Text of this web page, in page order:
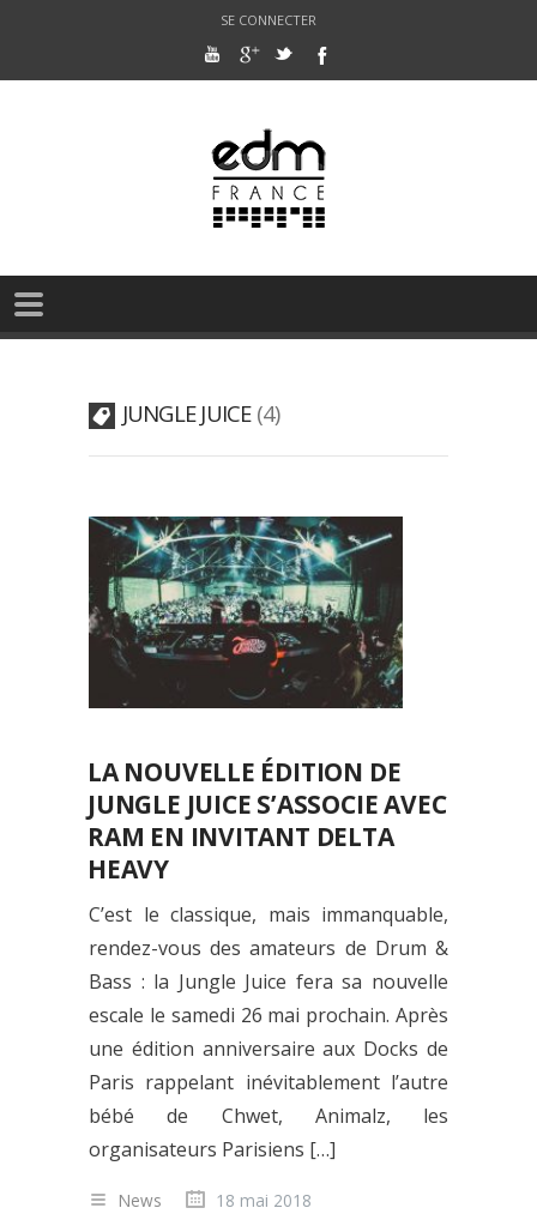
SE CONNECTER
JUNGLE JUICE 4
LA NOUVELLE ÉDITION DE
JUNGLE JUICE S’ASSOCIE AVEC
RAM EN INVITANT DELTA
HEAVY
C’est le classique, mais immanquable,
rendez-vous des amateurs de Drum &
Bass : la Jungle Juice fera sa nouvelle
escale le samedi 26 mai prochain. Après
une édition anniversaire aux Docks de
Paris rappelant inévitablement l’autre
bébé de Chwet, Animalz, les
organisateurs Parisiens […]
News
18 mai 2018